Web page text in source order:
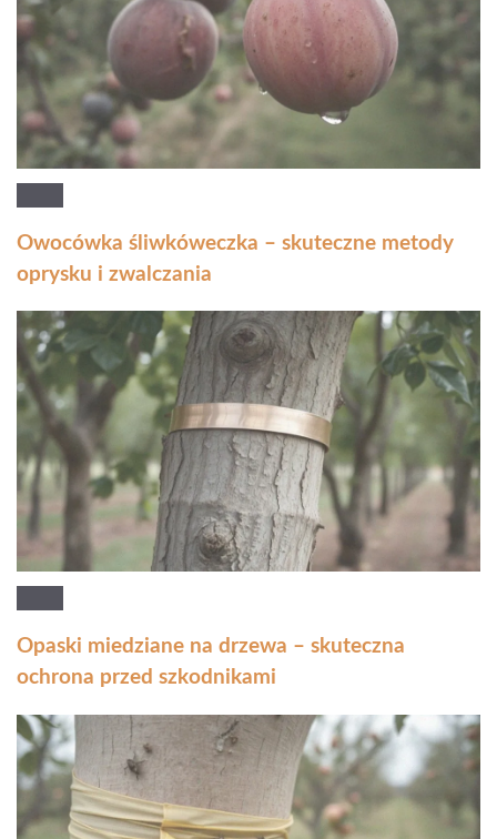
Owocówka śliwkóweczka – skuteczne metody
oprysku i zwalczania
Opaski miedziane na drzewa – skuteczna
ochrona przed szkodnikami